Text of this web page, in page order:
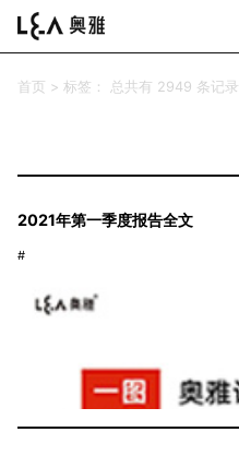
首页 > 标签： 总共有 2949 条记录
2021年第一季度报告全文
#